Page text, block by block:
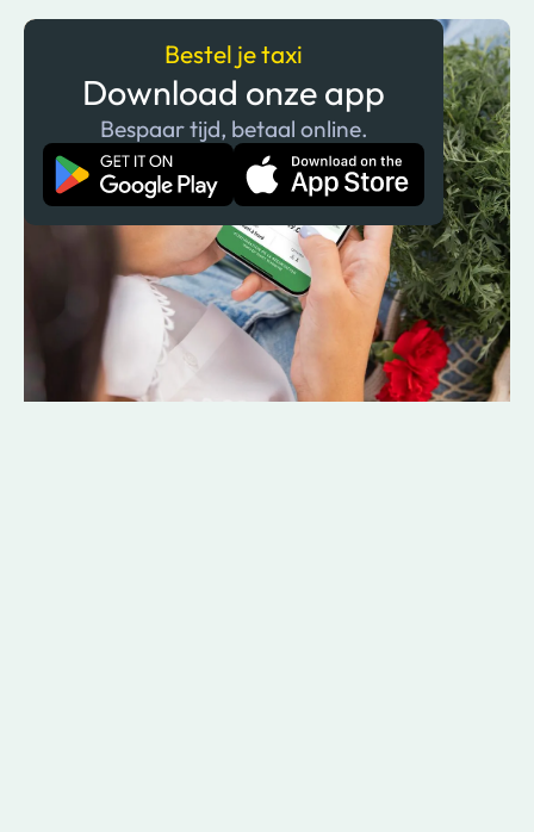
Bestel je taxi
Download onze app
Bespaar tijd, betaal online.